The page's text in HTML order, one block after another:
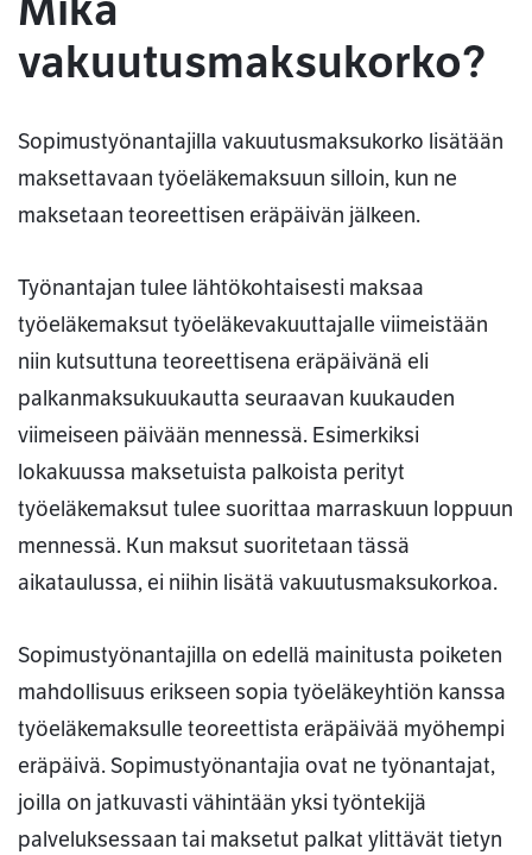
vakuutusmaksukorko?
Sopimustyönantajilla vakuutusmaksukorko lisätään
maksettavaan työeläkemaksuun silloin, kun ne
maksetaan teoreettisen eräpäivän jälkeen.
Työnantajan tulee lähtökohtaisesti maksaa
työeläkemaksut työeläkevakuuttajalle viimeistään
niin kutsuttuna teoreettisena eräpäivänä eli
palkanmaksukuukautta seuraavan kuukauden
viimeiseen päivään mennessä. Esimerkiksi
lokakuussa maksetuista palkoista perityt
työeläkemaksut tulee suorittaa marraskuun loppuun
mennessä. Kun maksut suoritetaan tässä
aikataulussa, ei niihin lisätä vakuutusmaksukorkoa.
Sopimustyönantajilla on edellä mainitusta poiketen
mahdollisuus erikseen sopia työeläkeyhtiön kanssa
työeläkemaksulle teoreettista eräpäivää myöhempi
eräpäivä. Sopimustyönantajia ovat ne työnantajat,
joilla on jatkuvasti vähintään yksi työntekijä
palveluksessaan tai maksetut palkat ylittävät tietyn